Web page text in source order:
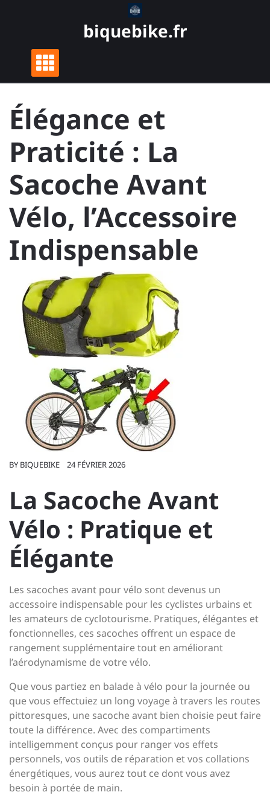
biquebike.fr
Élégance et
Praticité : La
Sacoche Avant
Vélo, l’Accessoire
Indispensable
BY BIQUEBIKE 24 FÉVRIER 2026
La Sacoche Avant
Vélo : Pratique et
Élégante
Les sacoches avant pour vélo sont devenus un
accessoire indispensable pour les cyclistes urbains et
les amateurs de cyclotourisme. Pratiques, élégantes et
fonctionnelles, ces sacoches offrent un espace de
rangement supplémentaire tout en améliorant
l’aérodynamisme de votre vélo.
Que vous partiez en balade à vélo pour la journée ou
que vous effectuiez un long voyage à travers les routes
pittoresques, une sacoche avant bien choisie peut faire
toute la différence. Avec des compartiments
intelligemment conçus pour ranger vos effets
personnels, vos outils de réparation et vos collations
énergétiques, vous aurez tout ce dont vous avez
besoin à portée de main.